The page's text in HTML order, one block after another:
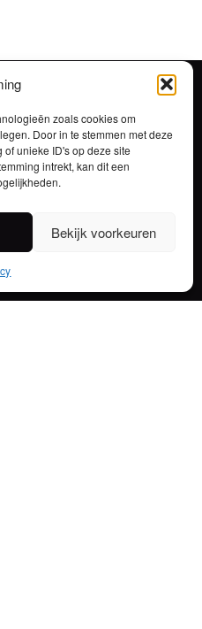
zoals cookies om
Door in te stemmen met deze
unieke ID's op deze site
intrekt, kan dit een
Bekijk voorkeuren
– 13:00